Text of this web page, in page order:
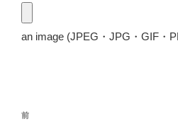
an image (JPEG・JPG・GIF・
投
前
前